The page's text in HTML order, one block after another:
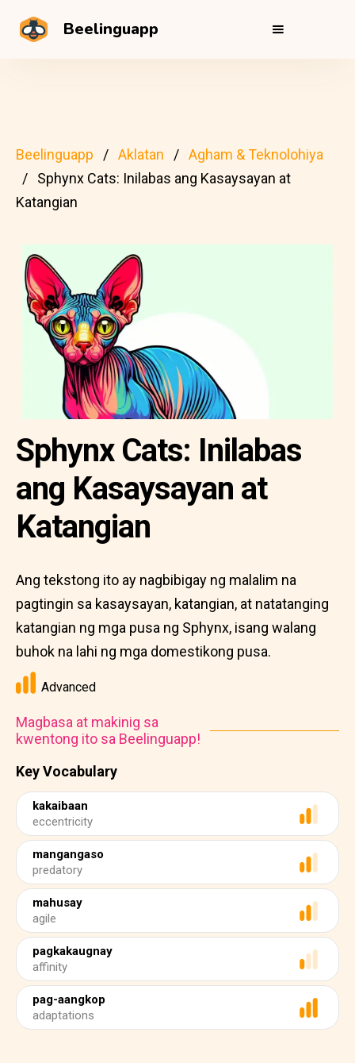
Beelinguapp
Beelinguapp Aklatan
Agham & Teknolohiya
Sphynx Cats: Inilabas ang Kasaysayan at
Katangian
Key Vocabulary
kakaibaan
eccentricity
mangangaso
predatory
mahusay
agile
pagkakaugnay
affinity
pag-aangkop
adaptations
Sphynx Cats: Inilabas
ang Kasaysayan at
Katangian
Ang tekstong ito ay nagbibigay ng malalim na
pagtingin sa kasaysayan, katangian, at natatanging
katangian ng mga pusa ng Sphynx, isang walang
buhok na lahi ng mga domestikong pusa.
Advanced
Magbasa at makinig sa
kwentong ito sa Beelinguapp!